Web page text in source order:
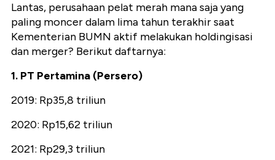
Lantas, perusahaan pelat merah mana saja yang
paling moncer dalam lima tahun terakhir saat
Kementerian BUMN aktif melakukan holdingisasi
dan merger? Berikut daftarnya:
1. PT Pertamina (Persero)
2019: Rp35,8 triliun
2020: Rp15,62 triliun
2021: Rp29,3 triliun